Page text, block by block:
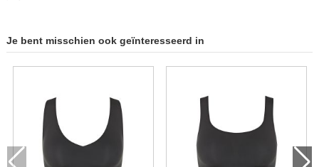
Je bent misschien ook geïnteresseerd in